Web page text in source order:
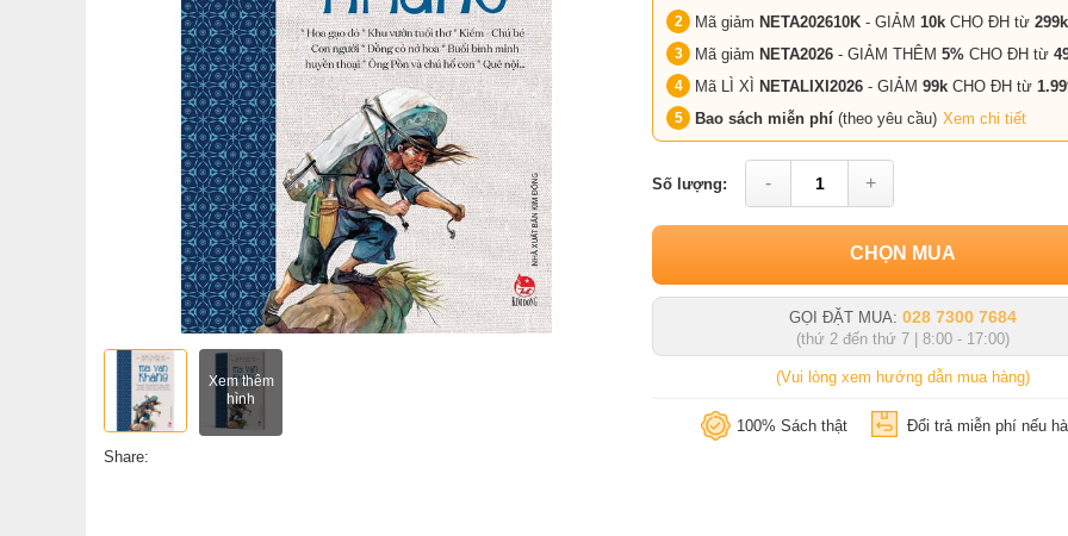
Xem thêm
hình
Share:
Mã giảm NETA202610K - GIẢM 10k CHO ĐH từ 299k
Mã giảm NETA2026 - GIẢM THÊM 5% CHO ĐH từ
Mã LÌ XÌ
NETALIXI2026 - GIẢM 99k CHO ĐH từ
Bao sách miễn phí (theo yêu cầu) Xem chi tiết
Số lượng: - +
CHỌN MUA
GỌI ĐẶT MUA: 028 7300 7684
(thứ 2 đến thứ 7 | 8:00 - 17:00)
(Vui lòng xem hướng dẫn mua hàng)
100% Sách thật Đổi trả miễn phí nếu